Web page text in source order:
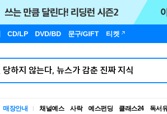
CD/LP DVD/BD 문구/GIFT 티켓
매장안내 채널예스 사락 예스펀딩 클래스24 독서